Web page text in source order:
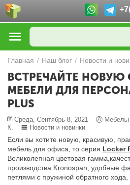
Главная / Наш блог / Новости и
ВСТРЕЧАЙТЕ НОВУЮ
МЕБЕЛИ ДЛЯ
PLUS
Среда, Сентябрь 8, 2021
К.
Новости и новинки
Если вы хотите новую, красивую,
мебель для офиса, то серия Locker
Великолепная цветовая
производства Kronospan, удобные
петлями с пружиной обратного